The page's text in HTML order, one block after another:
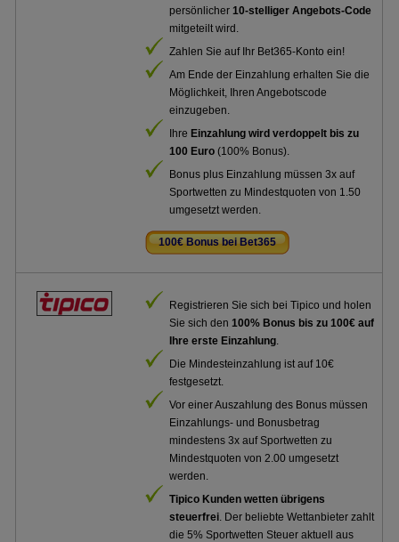
persönlicher10-stelliger Angebots-Code
mitgeteilt wird.
Zahlen Sie auf Ihr Bet365-Konto ein!
Am Ende der Einzahlung erhalten Sie die
Möglichkeit, Ihren Angebotscode
einzugeben.
Ihre Einzahlung wird verdoppelt bis zu
100 Euro (100% Bonus).
Bonus plus Einzahlung müssen 3x auf
Sportwetten zu Mindestquoten von 1.50
umgesetzt werden.
100€ Bonus bei Bet365
Registrieren Sie sich bei Tipico und holen
Sie sich den100% Bonus bis zu 100€ auf
Ihre erste Einzahlung.
Die Mindesteinzahlung ist auf 10€
festgesetzt.
Vor einer Auszahlung des Bonus müssen
Einzahlungs- und Bonusbetrag
mindestens 3x auf Sportwetten zu
Mindestquoten von 2.00 umgesetzt
werden.
Tipico Kunden wetten übrigens
steuerfrei. Der beliebte Wettanbieter zahlt
die 5% Sportwetten Steuer aktuell aus